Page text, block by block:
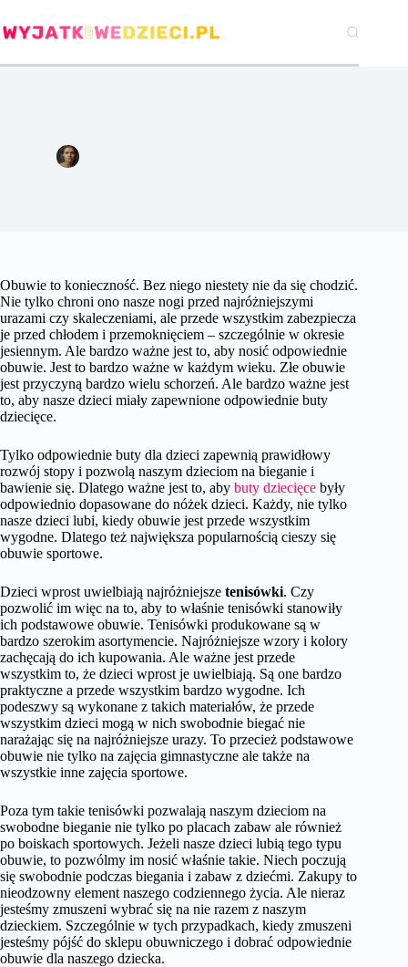
do
treści
Obuwie to konieczność. Bez niego niestety nie da się chodzić.
Nie tylko chroni ono nasze nogi przed najróżniejszymi
urazami czy skaleczeniami, ale przede wszystkim zabezpiecza
je przed chłodem i przemoknięciem – szczególnie w okresie
jesiennym. Ale bardzo ważne jest to, aby nosić odpowiednie
obuwie. Jest to bardzo ważne w każdym wieku. Złe obuwie
jest przyczyną bardzo wielu schorzeń. Ale bardzo ważne jest
to, aby nasze dzieci miały zapewnione odpowiednie buty
dziecięce.
Tylko odpowiednie buty dla dzieci zapewnią prawidłowy
rozwój stopy i pozwolą naszym dzieciom na bieganie i
bawienie się. Dlatego ważne jest to, aby buty dziecięce były
odpowiednio dopasowane do nóżek dzieci. Każdy, nie tylko
nasze dzieci lubi, kiedy obuwie jest przede wszystkim
wygodne. Dlatego też największa popularnością cieszy się
obuwie sportowe.
Dzieci wprost uwielbiają najróżniejsze tenisówki. Czy
pozwolić im więc na to, aby to właśnie tenisówki stanowiły
ich podstawowe obuwie. Tenisówki produkowane są w
bardzo szerokim asortymencie. Najróżniejsze wzory i kolory
zachęcają do ich kupowania. Ale ważne jest przede
wszystkim to, że dzieci wprost je uwielbiają. Są one bardzo
praktyczne a przede wszystkim bardzo wygodne. Ich
podeszwy są wykonane z takich materiałów, że przede
wszystkim dzieci mogą w nich swobodnie biegać nie
narażając się na najróżniejsze urazy. To przecież podstawowe
obuwie nie tylko na zajęcia gimnastyczne ale także na
wszystkie inne zajęcia sportowe.
Poza tym takie tenisówki pozwalają naszym dzieciom na
swobodne bieganie nie tylko po placach zabaw ale również
po boiskach sportowych. Jeżeli nasze dzieci lubią tego typu
obuwie, to pozwólmy im nosić właśnie takie. Niech poczują
się swobodnie podczas biegania i zabaw z dziećmi. Zakupy to
nieodzowny element naszego codziennego życia. Ale nieraz
jesteśmy zmuszeni wybrać się na nie razem z naszym
dzieckiem. Szczególnie w tych przypadkach, kiedy zmuszeni
jesteśmy pójść do sklepu obuwniczego i dobrać odpowiednie
obuwie dla naszego dziecka.